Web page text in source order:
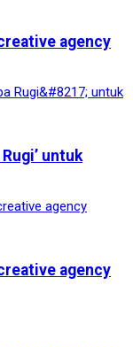
agency
untuk
agency